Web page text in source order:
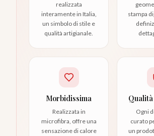
realizzata
interamente in Italia,
un simbolo di stile e
qualità artigianale.
stampa
Morbidissima
Realizzata in
microfibra, offre una
sensazione di calore
Ogni
curato
un